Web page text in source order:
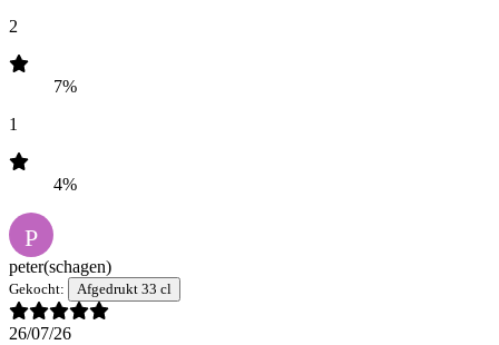
2
7%
1
4%
P
peter(schagen)
Gekocht: Afgedrukt 33 cl
26/07/26